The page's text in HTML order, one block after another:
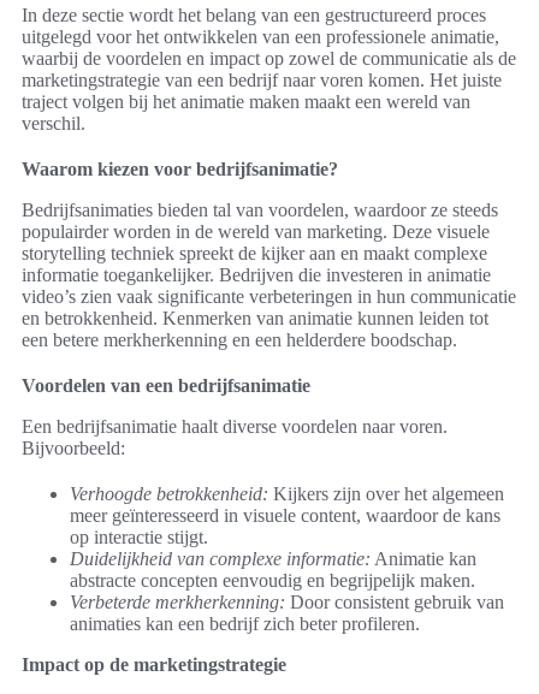
In deze sectie wordt het belang van een gestructureerd proces
uitgelegd voor het ontwikkelen van een professionele animatie,
waarbij de voordelen en impact op zowel de communicatie als de
marketingstrategie van een bedrijf naar voren komen. Het juiste
traject volgen bij het animatie maken maakt een wereld van
verschil.
Waarom kiezen voor bedrijfsanimatie?
Bedrijfsanimaties bieden tal van voordelen, waardoor ze steeds
populairder worden in de wereld van marketing. Deze visuele
storytelling techniek spreekt de kijker aan en maakt complexe
informatie toegankelijker. Bedrijven die investeren in animatie
video’s zien vaak significante verbeteringen in hun communicatie
en betrokkenheid. Kenmerken van animatie kunnen leiden tot
een betere merkherkenning en een helderdere boodschap.
Voordelen van een bedrijfsanimatie
Een bedrijfsanimatie haalt diverse voordelen naar voren.
Bijvoorbeeld:
Verhoogde betrokkenheid: Kijkers zijn over het algemeen
meer geïnteresseerd in visuele content, waardoor de kans
op interactie stijgt.
Duidelijkheid van complexe informatie: Animatie kan
abstracte concepten eenvoudig en begrijpelijk maken.
Verbeterde merkherkenning: Door consistent gebruik van
animaties kan een bedrijf zich beter profileren.
Impact op de marketingstrategie